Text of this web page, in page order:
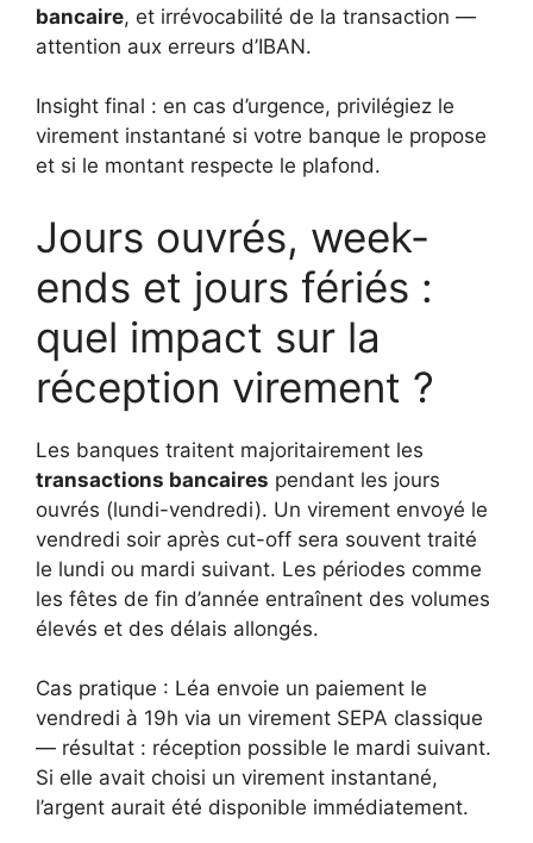
bancaire, et irrévocabilité de la transaction —
attention aux erreurs d’IBAN.
Insight final : en cas d’urgence, privilégiez le
virement instantané si votre banque le propose
et si le montant respecte le plafond.
Jours ouvrés, week-
ends et jours fériés :
quel impact sur la
réception virement ?
Les banques traitent majoritairement les
transactions bancaires pendant les jours
ouvrés (lundi-vendredi). Un virement envoyé le
vendredi soir après cut-off sera souvent traité
le lundi ou mardi suivant. Les périodes comme
les fêtes de fin d’année entraînent des volumes
élevés et des délais allongés.
Cas pratique : Léa envoie un paiement le
vendredi à 19h via un virement SEPA classique
— résultat : réception possible le mardi suivant.
Si elle avait choisi un virement instantané,
l’argent aurait été disponible immédiatement.